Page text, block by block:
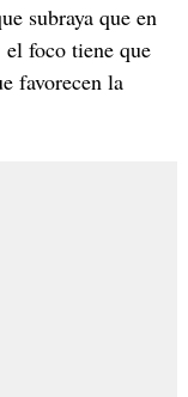
subraya que en
foco tiene que
favorecen la